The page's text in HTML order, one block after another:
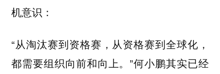
机意识：
“从淘汰赛到资格赛，从资格赛到全球化，
都需要组织向前和向上。”何小鹏其实已经